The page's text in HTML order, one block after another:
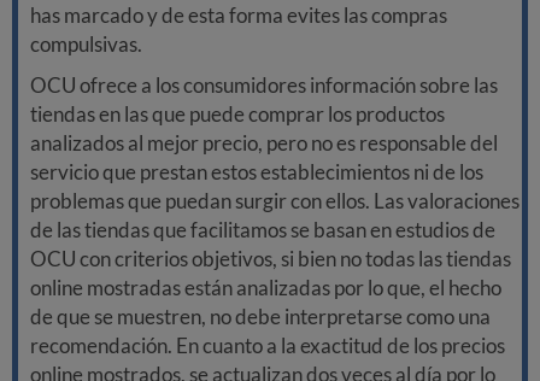
has marcado y de esta forma evites las compras
compulsivas.
OCU ofrece a los consumidores información sobre las
tiendas en las que puede comprar los productos
analizados al mejor precio, pero no es responsable del
servicio que prestan estos establecimientos ni de los
problemas que puedan surgir con ellos. Las valoraciones
de las tiendas que facilitamos se basan en estudios de
OCU con criterios objetivos, si bien no todas las tiendas
online mostradas están analizadas por lo que, el hecho
de que se muestren, no debe interpretarse como una
recomendación. En cuanto a la exactitud de los precios
online mostrados, se actualizan dos veces al día por lo